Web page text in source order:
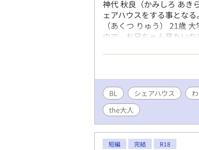
神代 秋良（かみしろ あき
ェアハウスをする事とな
（あくつ りゅう） 21歳
ので、お兄ちゃん見たい
だが...。） ・水樹 虎太郎
い...。毎晩、誰かの布団
れるほど...。容姿性格と
は、彼の過去に問題があ
人。 新しく入った秋良に
るみたいで...それがきっ
く すずと） 34歳 社会人
で、大人の余裕をかまし
で...。その事は、シェア
BL シェアハウス
the大人
短編 完結 R18